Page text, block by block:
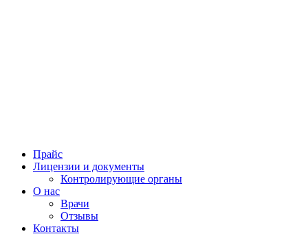
Прайс
Лицензии и документы
Контролирующие органы
О нас
Врачи
Отзывы
Контакты